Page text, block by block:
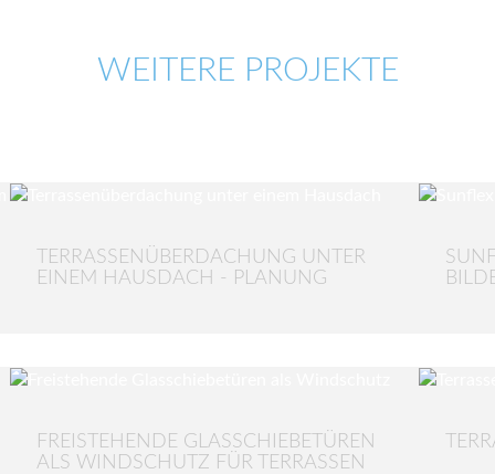
WEITERE PROJEKTE
TERRASSENÜBERDACHUNG UNTER
EINEM HAUSDACH - PLANUNG
FREISTEHENDE GLASSCHIEBETÜREN
ALS WINDSCHUTZ FÜR TERRASSEN